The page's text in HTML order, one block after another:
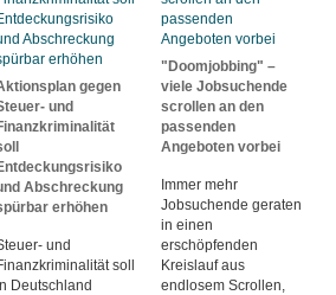
gegen
und
Abschreckung
erhöhen
und
soll
Deutschland
"Doomjobbing" –
viele Jobsuchende
scrollen an den
passenden
Angeboten vorbei
Immer mehr
Jobsuchende geraten
in einen
erschöpfenden
Kreislauf aus
endlosem Scrollen,